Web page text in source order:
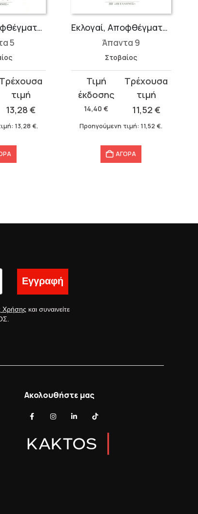
Εκλογαί, Αποφθέγματα, Υποθήκαι Β΄ 8-46
5
13,28€
13,28€.
Εκλογαί, Αποφθέγματα, Υποθήκαι Γ΄ 17-28
Άπαντα 9
Στοβαίος
14,40€
Original
price
was:
14,40 €.
11,52 €
τρέχουσα
τιμή
είναι:
Προηγούμενη τιμή: 11,52€.
ΑΓΟΡΑ
Εγγραφή
Χρήσης και συναινείτε
Ακολουθήστε μας